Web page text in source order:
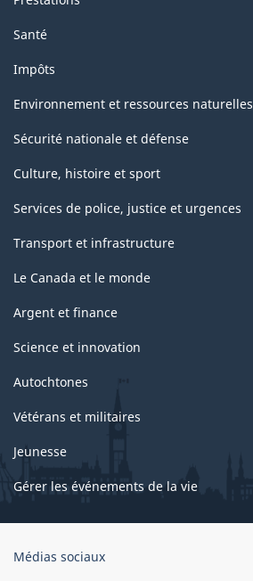
Santé
Impôts
Environnement et ressources naturelles
Sécurité nationale et défense
Culture, histoire et sport
Services de police, justice et urgences
Transport et infrastructure
Le Canada et le monde
Argent et finance
Science et innovation
Autochtones
Vétérans et militaires
Jeunesse
Gérer les événements de la vie
Organisation
Médias sociaux